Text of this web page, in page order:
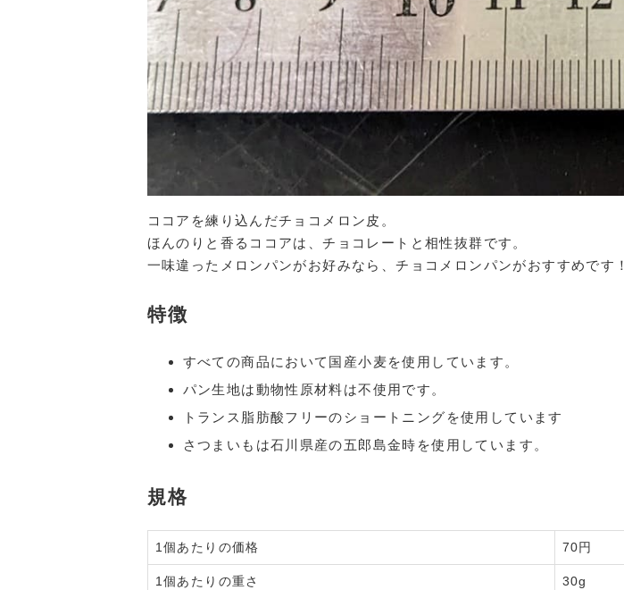
ココアを練り込んだチョコメロン皮。
ほんのりと香るココアは、チョコレートと相性抜群です。
一味違ったメロンパンがお好みなら、チョコメロンパンがおすすめです！
特徴
すべての商品において国産小麦を使用しています。
パン生地は動物性原材料は不使用です。
トランス脂肪酸フリーのショートニングを使用しています
さつまいもは石川県産の五郎島金時を使用しています。
規格
1個あたりの価格 70円
1個あたりの重さ 30g